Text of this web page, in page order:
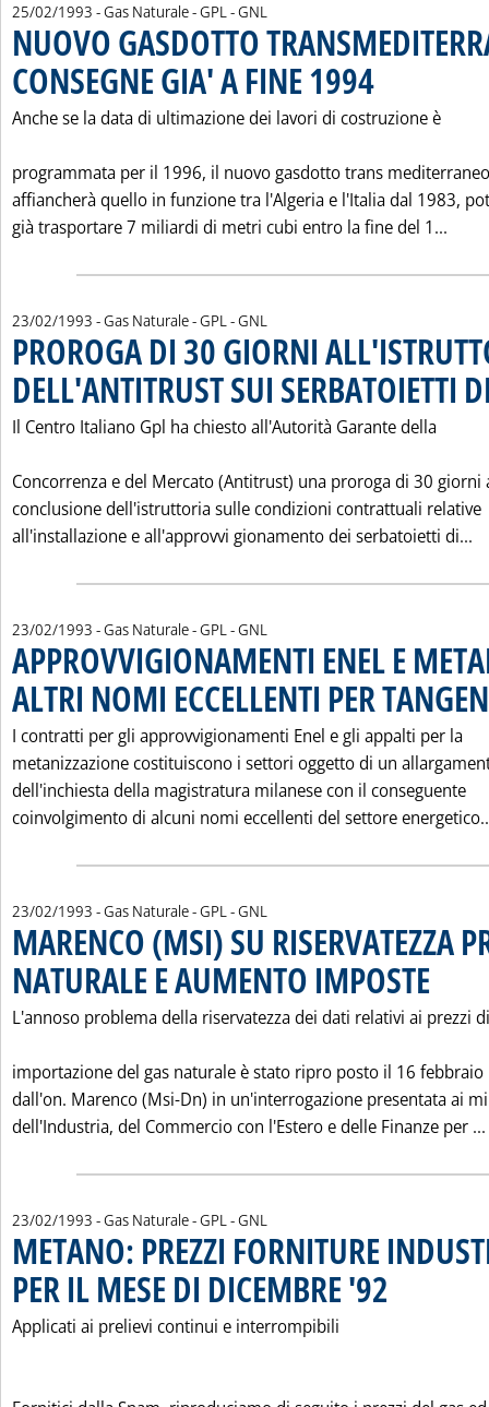
25/02/1993 - Gas Naturale - GPL - GNL
NUOVO GASDOTTO
CONSEGNE GIA' A FINE 1994
Anche se la data di ultimazione dei lavori di costruzione è
programmata per il 1996, il nuovo gasdotto trans
affiancherà quello in funzione tra l'Algeria e l'Italia dal 1983,
già trasportare 7 miliardi di metri cubi entro la fine del 1...
23/02/1993 - Gas Naturale - GPL - GNL
PROROGA DI 30 GIORNI
DELL'ANTITRUST SUI SERBATOIETTI
Il Centro Italiano Gpl ha chiesto all'Autorità Garante della
Concorrenza e del Mercato (Antitrust) una proroga di 30 giorni
conclusione dell'istruttoria sulle condizioni contrattuali relative
all'installazione e all'approvvi gionamento dei serbatoietti di...
23/02/1993 - Gas Naturale - GPL - GNL
APPROVVIGIONAMENTI ENEL E
ALTRI NOMI ECCELLENTI PER
I contratti per gli approvvigionamenti Enel e gli appalti per la
metanizzazione costituiscono i settori oggetto di un
dell'inchiesta della magistratura milanese con il conseguente
coinvolgimento di alcuni nomi eccellenti del settore
23/02/1993 - Gas Naturale - GPL - GNL
MARENCO (MSI) SU RISERVATEZZA
NATURALE E AUMENTO IMPOSTE
L'annoso problema della riservatezza dei dati relativi ai prezzi di
importazione del gas naturale è stato ripro posto il 16 febbraio
dall'on. Marenco (Msi-Dn) in un'interrogazione presentata ai
dell'Industria, del Commercio con l'Estero e delle Finanze per ...
23/02/1993 - Gas Naturale - GPL - GNL
METANO: PREZZI FORNITURE
PER IL MESE DI DICEMBRE '92
Applicati ai prelievi continui e interrompibili